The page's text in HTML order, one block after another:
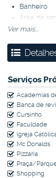
Banheiro
Área de
Quintal
Cassiopéia,
comércio da
Ótima
Agende sua
conhecer seu
Ver mais...
Serviços
Academias de
Banca de
Cursinho
Faculdade
Igreja
Mc Donalds
Pizzaria
Praça/
Shopping